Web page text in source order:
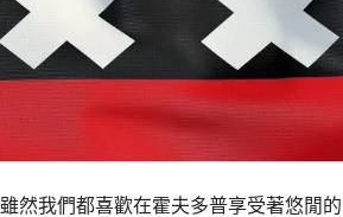
雖然我們都喜歡在霍夫多普享受著悠閒